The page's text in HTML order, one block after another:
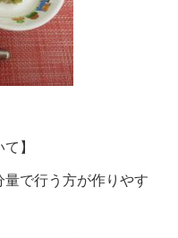
】
量で行う方が作りやす